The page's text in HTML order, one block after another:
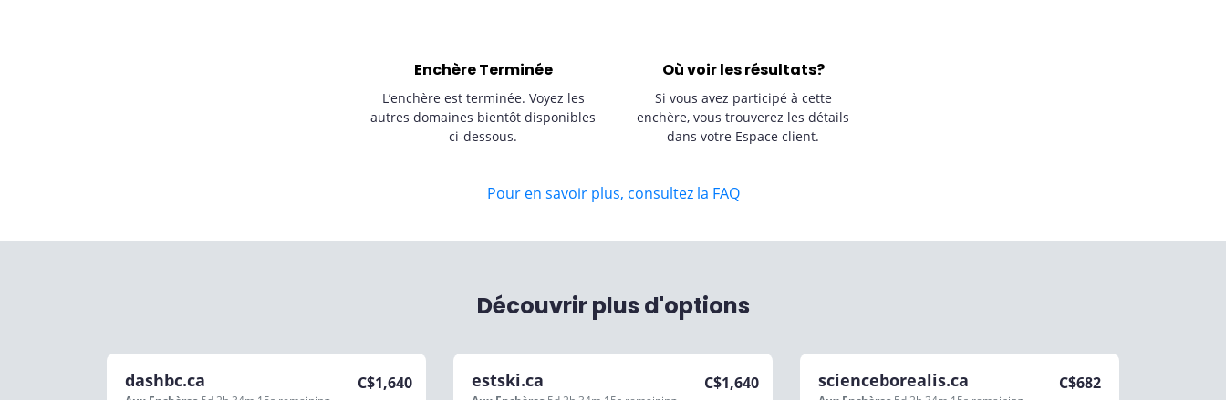
Enchère Terminée
L’enchère est terminée. Voyez les
autres domaines bientôt disponibles
ci-dessous.
Où voir les résultats?
Si vous avez participé à cette
enchère, vous trouverez les détails
dans votre Espace client.
Pour en savoir plus, consultez la FAQ
Découvrir plus d'options
dashbc.ca C$1,640 estski.ca C$1,640 scienceborealis.ca C$682